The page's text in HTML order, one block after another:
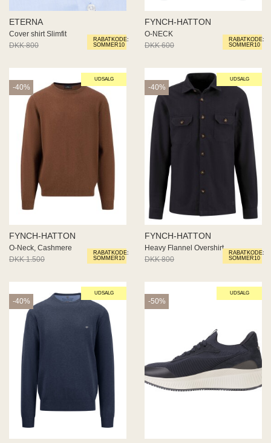
RABATKODE:
SOMMER10
ETERNA
Cover shirt Slimfit
DKK 800
DKK 480
RABATKODE:
SOMMER10
FYNCH-HATTON
O-NECK
DKK 600
DKK 360
UDSALG
RABATKODE:
SOMMER10
-40%
FYNCH-HATTON
O-Neck, Cashmere
DKK 1.500
DKK 900
UDSALG
RABATKODE:
SOMMER10
-40%
FYNCH-HATTON
Heavy Flannel Overshirt
DKK 800
DKK 480
UDSALG
-40%
UDSALG
-50%